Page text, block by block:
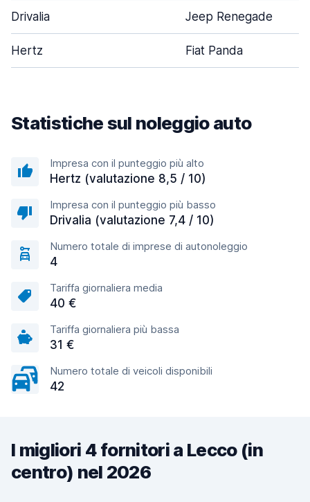
Drivalia Jeep Renegade
Hertz Fiat Panda
Statistiche sul noleggio auto
Impresa con il punteggio più alto
Hertz (valutazione 8,5 / 10)
Impresa con il punteggio più basso
Drivalia (valutazione 7,4 / 10)
Numero totale di imprese di autonoleggio
4
Tariffa giornaliera media
40 €
Tariffa giornaliera più bassa
31 €
Numero totale di veicoli disponibili
42
I migliori 4 fornitori a Lecco (in
centro) nel 2026